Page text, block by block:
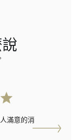
滿意的消